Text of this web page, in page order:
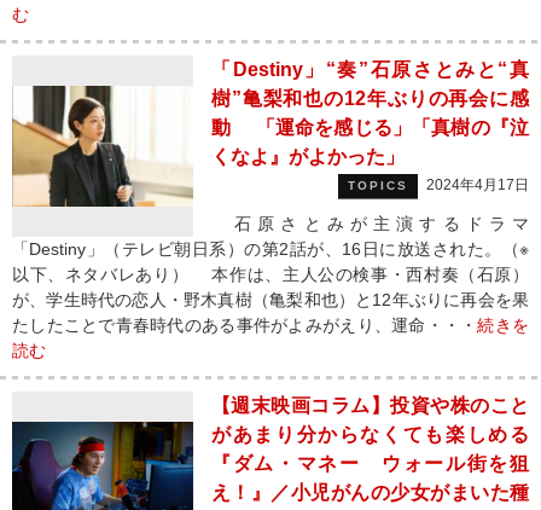
む
「Destiny」“奏”石原さとみと“真
樹”亀梨和也の12年ぶりの再会に感
動 「運命を感じる」「真樹の『泣
くなよ』がよかった」
TOPICS 2024年4月17日
石原さとみが主演するドラマ
「Destiny」（テレビ朝日系）の第2話が、16日に放送された。（※
以下、ネタバレあり） 本作は、主人公の検事・西村奏（石原）
が、学生時代の恋人・野木真樹（亀梨和也）と12年ぶりに再会を果
たしたことで青春時代のある事件がよみがえり、運命・・・続きを
読む
【週末映画コラム】投資や株のこと
があまり分からなくても楽しめる
『ダム・マネー ウォール街を狙
え！』／小児がんの少女がまいた種